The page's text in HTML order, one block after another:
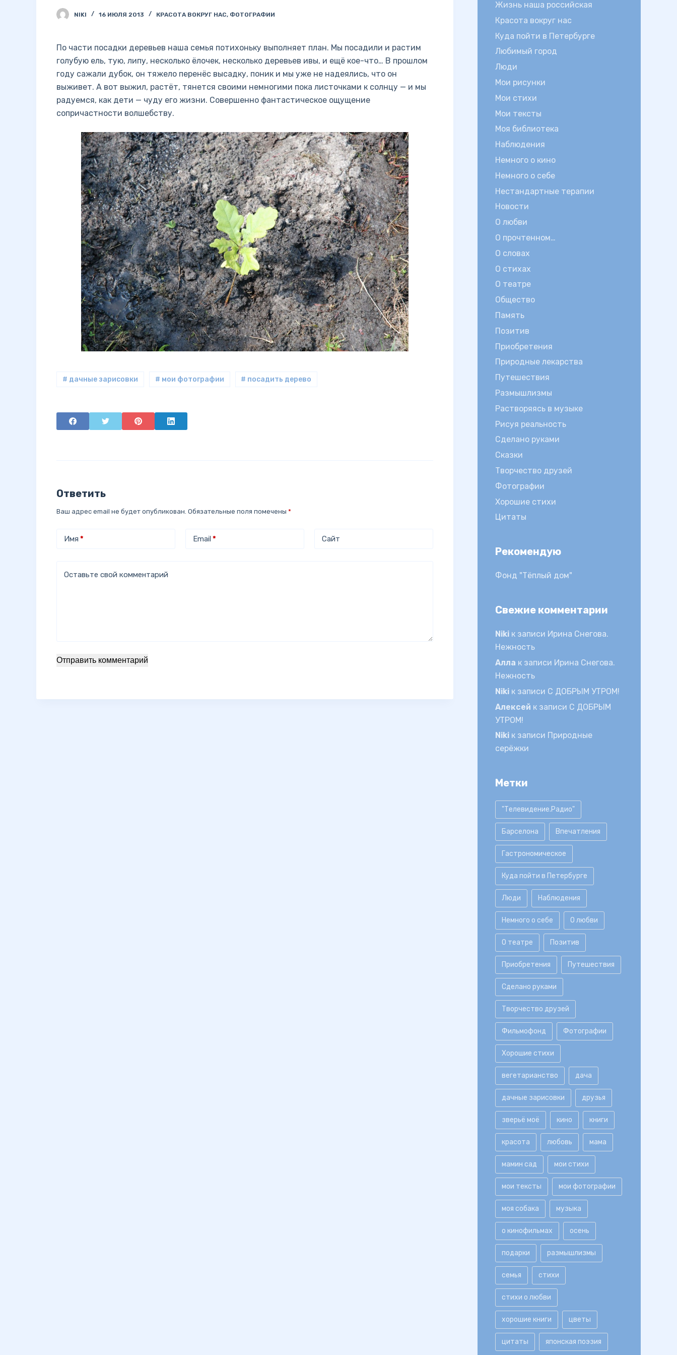
NIKI 16 ИЮЛЯ 2013 КРАСОТА ВОКРУГ НАС, ФОТОГРАФИИ
По части посадки деревьев наша семья потихоньку выполняет план. Мы посадили и растим
голубую ель, тую, липу, несколько ёлочек, несколько деревьев ивы, и ещё кое-что… В прошлом
году сажали дубок, он тяжело перенёс высадку, поник и мы уже не надеялись, что он
выживет. А вот выжил, растёт, тянется своими немногими пока листочками к солнцу — и мы
радуемся, как дети — чуду его жизни. Совершенно фантастическое ощущение
сопричастности волшебству.
# дачные зарисовки # мои фотографии # посадить дерево
Ответить
Ваш адрес email не будет опубликован. Обязательные поля помечены *
Имя * Email* Сайт
Оставьте свой комментарий
Отправить комментарий
Жизнь наша российская
Красота вокруг нас
Куда пойти в Петербурге
Любимый город
Люди
Мои рисунки
Мои стихи
Мои тексты
Моя библиотека
Наблюдения
Немного о кино
Немного о себе
Нестандартные терапии
Новости
О любви
О прочтенном…
О словах
О стихах
О театре
Общество
Память
Позитив
Приобретения
Природные лекарства
Путешествия
Размышлизмы
Растворяясь в музыке
Рисуя реальность
Сделано руками
Сказки
Творчество друзей
Фотографии
Хорошие стихи
Цитаты
Рекомендую
Фонд "Тёплый дом"
Свежие комментарии
Niki к записи Ирина Снегова.
Нежность
Алла к записи Ирина Снегова.
Нежность
Niki к записи С ДОБРЫМ УТРОМ!
Алексей к записи С ДОБРЫМ
УТРОМ!
Niki к записи Природные
серёжки
Метки
"Телевидение.Радио"
Барселона Впечатления
Гастрономическое
Куда пойти в Петербурге
Люди Наблюдения
Немного о себе О любви
О театре Позитив
Приобретения Путешествия
Сделано руками
Творчество друзей
Фильмофонд Фотографии
Хорошие стихи
вегетарианство дача
дачные зарисовки друзья
зверьё моё кино книги
красота любовь мама
мамин сад мои стихи
мои тексты мои фотографии
моя собака музыка
о кинофильмах осень
подарки размышлизмы
семья стихи
стихи о любви
хорошие книги цветы
цитаты японская поэзия